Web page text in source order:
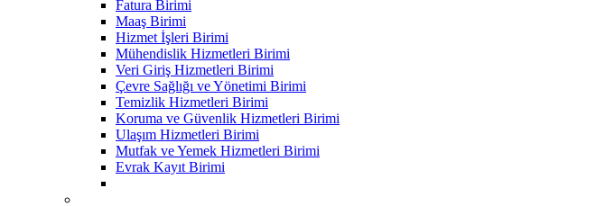
Fatura Birimi
Maaş Birimi
Hizmet İşleri Birimi
Mühendislik Hizmetleri Birimi
Veri Giriş Hizmetleri Birimi
Çevre Sağlığı ve Yönetimi Birimi
Temizlik Hizmetleri Birimi
Koruma ve Güvenlik Hizmetleri Birimi
Ulaşım Hizmetleri Birimi
Mutfak ve Yemek Hizmetleri Birimi
Evrak Kayıt Birimi